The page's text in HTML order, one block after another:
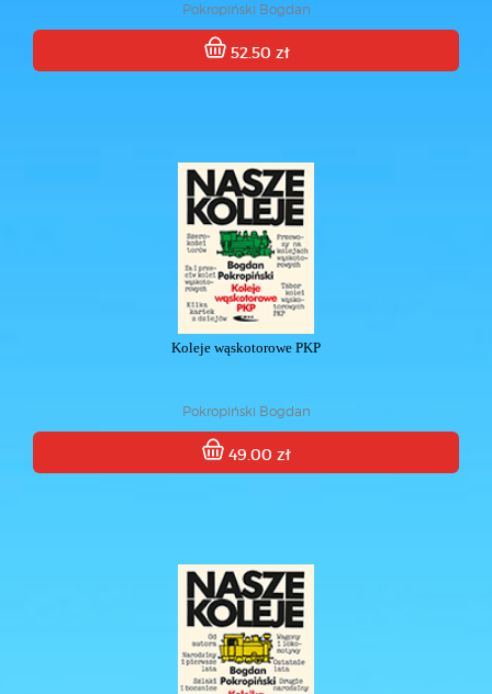
Pokropiński Bogdan
52.50 zł
Koleje wąskotorowe PKP
Pokropiński Bogdan
49.00 zł